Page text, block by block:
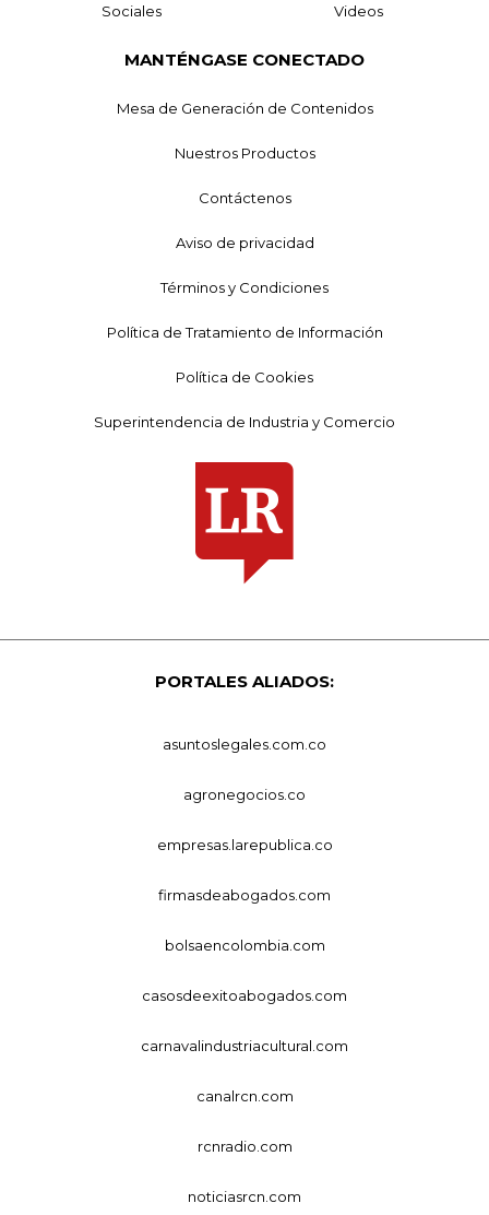
Sociales Videos
MANTÉNGASE CONECTADO
Mesa de Generación de Contenidos
Nuestros Productos
Contáctenos
Aviso de privacidad
Términos y Condiciones
Política de Tratamiento de Información
Política de Cookies
Superintendencia de Industria y Comercio
PORTALES ALIADOS:
asuntoslegales.com.co
agronegocios.co
empresas.larepublica.co
firmasdeabogados.com
bolsaencolombia.com
casosdeexitoabogados.com
carnavalindustriacultural.com
canalrcn.com
rcnradio.com
noticiasrcn.com